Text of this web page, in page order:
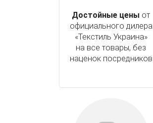
Достойные цены от
официального дилера
«Текстиль Украина»
на все товары, без
наценок посредников